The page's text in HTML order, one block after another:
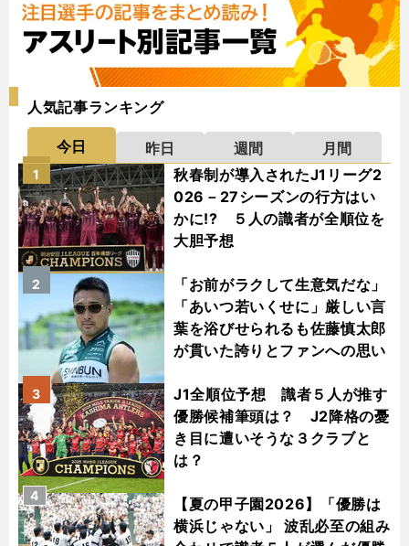
人気記事ランキング
今日 昨日 週間
月間
秋春制が導入されたJ1リーグ2
026－27シーズンの行方はい
かに!? ５人の識者が全順位を
大胆予想
1
「お前がラクして生意気だな」
「あいつ若いくせに」厳しい言
葉を浴びせられるも佐藤慎太郎
が貫いた誇りとファンへの思い
2
J1全順位予想 識者５人が推す
優勝候補筆頭は？ J2降格の憂
き目に遭いそうな３クラブと
は？
3
【夏の甲子園2026】「優勝は
横浜じゃない」 波乱必至の組み
4